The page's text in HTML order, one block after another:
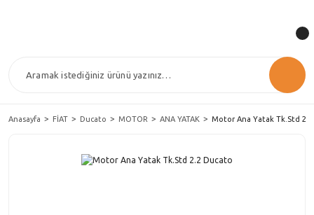
Anasayfa FİAT Ducato MOTOR ANA YATAK Motor Ana Yatak Tk.Std